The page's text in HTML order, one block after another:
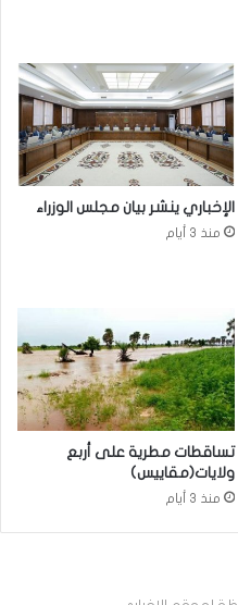
الإخباري ينشر بيان مجلس الوزراء
منذ 3 أيام
تساقطات مطرية على أربع
ولايات(مقاييس)
منذ 3 أيام